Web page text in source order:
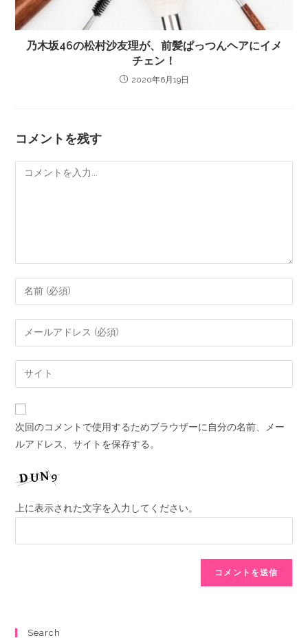
乃木坂46の松村沙友理が、前髪ぱっつんヘアにイメ
チェン！
2020年6月19日
コメントを残す
次回のコメントで使用するためブラウザーに自分の名前、メー
ルアドレス、サイトを保存する。
上に表示された文字を入力してください。
Search